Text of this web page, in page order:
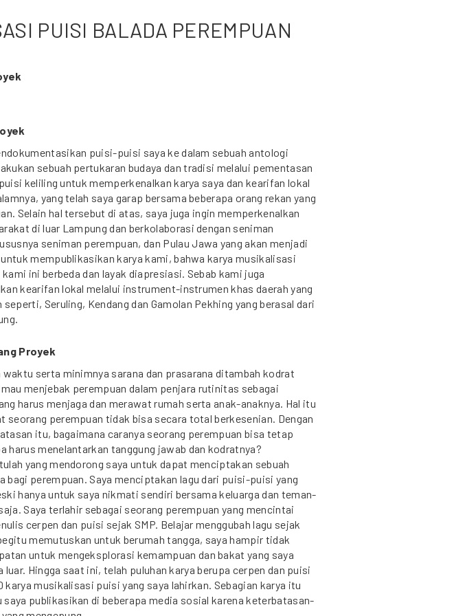
PUISI BALADA PEREMPUAN
puisi-puisi saya ke dalam sebuah antologi
sebuah pertukaran budaya dan tradisi melalui pementasan
keliling untuk memperkenalkan karya saya dan kearifan lokal
yang telah saya garap bersama beberapa orang rekan yang
Selain hal tersebut di atas, saya juga ingin memperkenalkan
di luar Lampung dan berkolaborasi dengan seniman
seniman perempuan, dan Pulau Jawa yang akan menjadi
mempublikasikan karya kami, bahwa karya musikalisasi
ini berbeda dan layak diapresiasi. Sebab kami juga
kearifan lokal melalui instrument-instrumen khas daerah yang
Seruling, Kendang dan Gamolan Pekhing yang berasal dari
Proyek
serta minimnya sarana dan prasarana ditambah kodrat
menjebak perempuan dalam penjara rutinitas sebagai
harus menjaga dan merawat rumah serta anak-anaknya. Hal itu
seorang perempuan tidak bisa secara total berkesenian. Dengan
itu, bagaimana caranya seorang perempuan bisa tetap
harus menelantarkan tanggung jawab dan kodratnya?
yang mendorong saya untuk dapat menciptakan sebuah
bagi perempuan. Saya menciptakan lagu dari puisi-puisi yang
hanya untuk saya nikmati sendiri bersama keluarga dan teman-
Saya terlahir sebagai seorang perempuan yang mencintai
cerpen dan puisi sejak SMP. Belajar menggubah lagu sejak
memutuskan untuk berumah tangga, saya hampir tidak
untuk mengeksplorasi kemampuan dan bakat yang saya
luar. Hingga saat ini, telah puluhan karya berupa cerpen dan puisi
karya musikalisasi puisi yang saya lahirkan. Sebagian karya itu
saya publikasikan di beberapa media sosial karena keterbatasan-